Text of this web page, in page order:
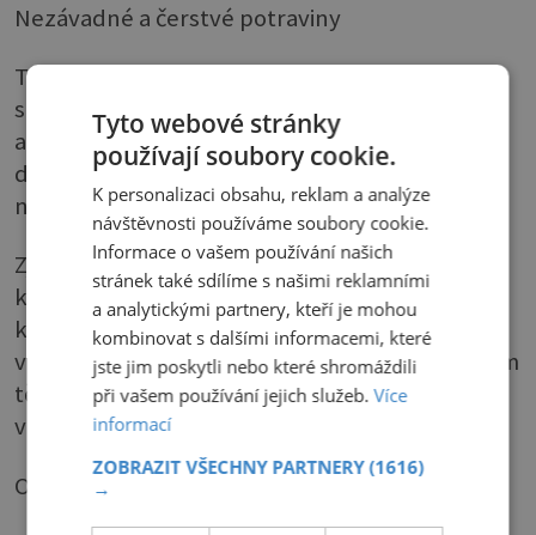
Nezávadné a čerstvé potraviny
Tento požadavek splní lednice vybavené
senzory vlhkosti Fresh Control,
antibakteriálním filtrem Microban, Bioshield
dveřním těsněním, vnitřní vložkou Biosilver
nebo zásuvkami BioFresh.
Zjednodušeně se jedná o technologie sloužící
k ochraně potravin, k hubení bakterií, plísní a
kvasinek, které jsou založené buď na
vestavěném aktivním filtru, na antibakteriálním
těsnění, na iontech stříbra nebo na senzorech
vlhkosti.
Odlišné klimatické podmínky
Tyto webové stránky
používají soubory cookie.
K personalizaci obsahu, reklam a analýze
návštěvnosti používáme soubory cookie.
Informace o vašem používání našich
stránek také sdílíme s našimi reklamními
a analytickými partnery, kteří je mohou
kombinovat s dalšími informacemi, které
jste jim poskytli nebo které shromáždili
při vašem používání jejich služeb.Více
informací
ZOBRAZIT VŠECHNY PARTNERY(1616)
→